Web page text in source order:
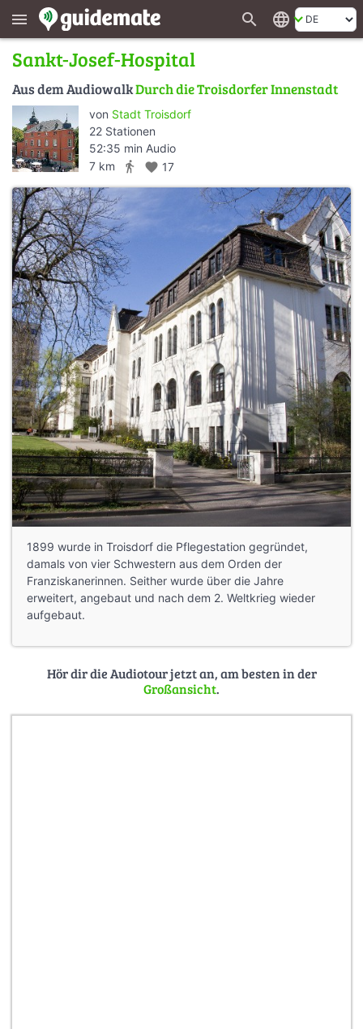
menu search language
Sankt-Josef-Hospital
Aus dem AudiowalkDurch die Troisdorfer Innenstadt
von Stadt Troisdorf
22 Stationen
52:35 min Audio
7 km
directions_walk favorite 17
1899 wurde in Troisdorf die Pflegestation gegründet,
damals von vier Schwestern aus dem Orden der
Franziskanerinnen. Seither wurde über die Jahre
erweitert, angebaut und nach dem 2. Weltkrieg wieder
aufgebaut.
Hör dir die Audiotour jetzt an, am besten in der
Großansicht.